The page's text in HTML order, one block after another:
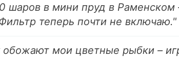
шаров в мини пруд в Раменском
теперь почти не включаю."
обожают мои цветные рыбки –